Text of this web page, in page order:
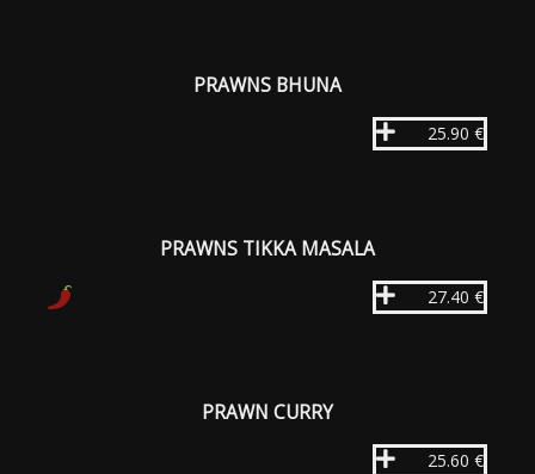
PRAWNS BHUNA
25.90 €
PRAWNS TIKKA MASALA
27.40 €
PRAWN CURRY
25.60 €